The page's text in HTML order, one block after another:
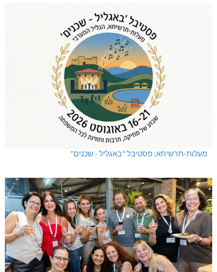
מעלות-תרשיחא: פסטיבל "באגליל - שכנים"